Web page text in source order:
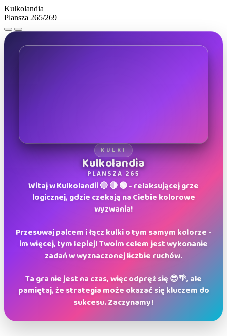
Kulkolandia
Plansza 265/269
KULKI
Kulkolandia
PLANSZA 265
Witaj w Kulkolandii 🔵 🔴 🟢 - relaksującej grze
logicznej, gdzie czekają na Ciebie kolorowe
wyzwania!
Przesuwaj palcem i łącz kulki o tym samym kolorze -
im więcej, tym lepiej! Twoim celem jest wykonanie
zadań w wyznaczonej liczbie ruchów.
Ta gra nie jest na czas, więc odpręż się 😎🌴, ale
pamiętaj, że strategia może okazać się kluczem do
sukcesu. Zaczynamy!